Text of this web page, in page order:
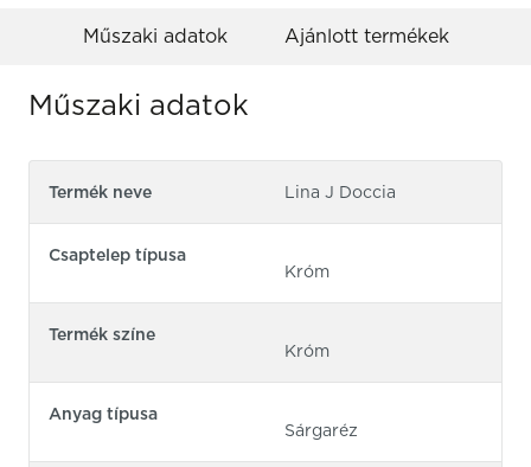
Műszaki adatok Ajánlott termékek
Műszaki adatok
Termék neve Lina J Doccia
Csaptelep típusa
Króm
Termék színe
Króm
Anyag típusa
Sárgaréz